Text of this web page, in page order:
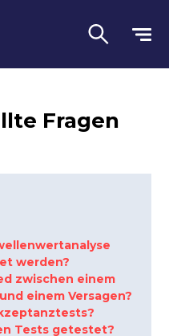
Sprache
Fragen
werden?
zwischen einem
einem Versagen?
Tests getestet?